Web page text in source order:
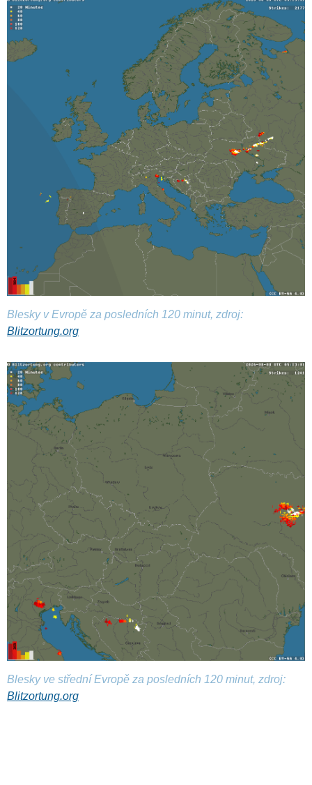
Blesky v Evropě za posledních 120 minut, zdroj:
Blitzortung.org
Blesky ve střední Evropě za posledních 120 minut, zdroj:
Blitzortung.org